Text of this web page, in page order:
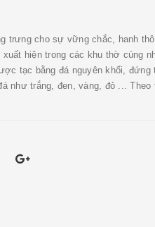
trưng cho sự vững chắc, hanh
hiện trong các khu thờ cúng
tạc bằng đá nguyên khối, đứng
như trắng, đen, vàng, đỏ ... Theo